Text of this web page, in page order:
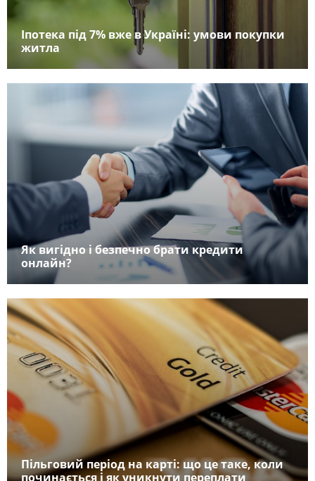
Іпотека під 7% вже в Україні: умови покупки
житла
Як вигідно і безпечно брати кредити
онлайн?
Пільговий період на карті: що це таке, коли
починається і як уникнути переплати